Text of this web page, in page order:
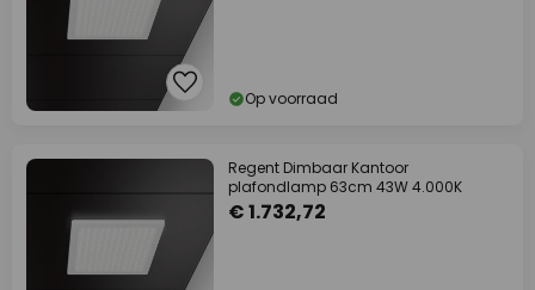
Op voorraad
Regent Dimbaar Kantoor
plafondlamp 63cm 43W 4.000K
€ 1.732,72